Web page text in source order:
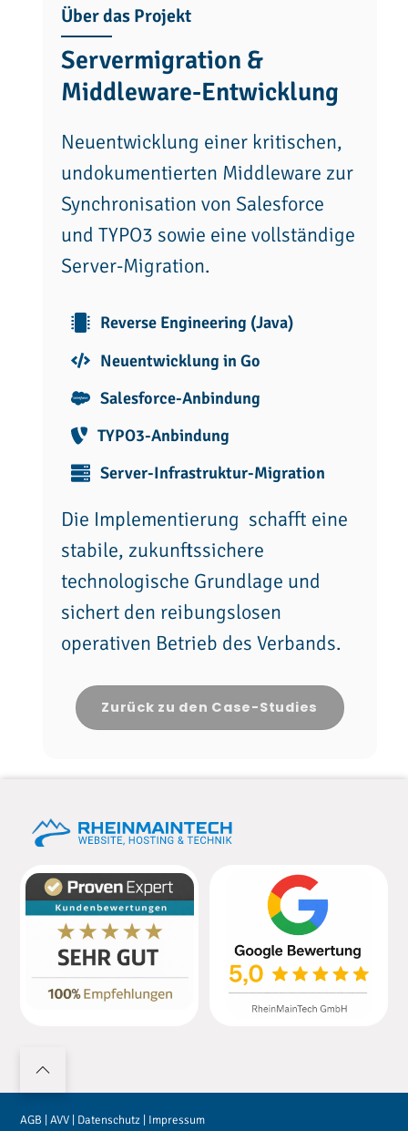
Über das Projekt
Servermigration &
Middleware-Entwicklung
Neuentwicklung einer kritischen,
undokumentierten Middleware zur
Synchronisation von Salesforce
und TYPO3 sowie eine vollständige
Server-Migration.
Reverse Engineering (Java)
Neuentwicklung in Go
Salesforce-Anbindung
TYPO3-Anbindung
Server-Infrastruktur-Migration
Die Implementierung schafft eine
stabile, zukunftssichere
technologische Grundlage und
sichert den reibungslosen
operativen Betrieb des Verbands.
Zurück zu den Case-Studies
AGB |AVV Datenschutz Impressum